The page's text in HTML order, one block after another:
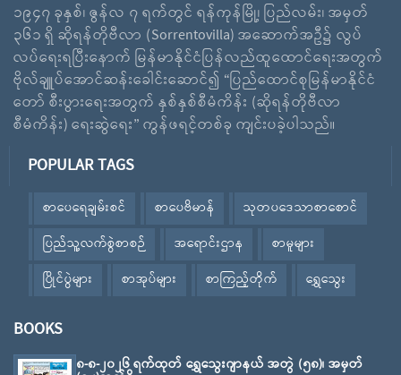
၁၉၄၇ ခုနှစ်၊ ဇွန်လ ၇ ရက်တွင် ရန်ကုန်မြို့၊ ပြည်လမ်း၊ အမှတ်
၃၆၁ ရှိ ဆိုရန်တိုဗီလာ (Sorrentovilla) အဆောက်အဦ၌ လွပ်
လပ်ရေးရပြီးနောက် မြန်မာနိုင်ငံပြန်လည်ထူထောင်ရေးအတွက်
ဗိုလ်ချူပ်အောင်ဆန်းခေါင်းဆောင်၍ “ပြည်ထောင်စုမြန်မာနိုင်ငံ
တော် စီးပွားရေးအတွက် နှစ်နှစ်စီမံကိန်း (ဆိုရန်တိုဗီလာ
စီမံကိန်း) ရေးဆွဲရေး” ကွန်ဖရင့်တစ်ခု ကျင်းပခဲ့ပါသည်။
POPULAR TAGS
စာပေရေချမ်းစင် စာပေဗိမာန်
သုတပဒေသာစာစောင်
ပြည်သူ့လက်စွဲစာစဉ်
အရောင်းဌာန
စာမူများ
ပြိုင်ပွဲများ
စာအုပ်များ စာကြည့်တိုက် ရွှေသွေး
BOOKS
၈-၈-၂၀၂၆ ရက်ထုတ် ရွှေသွေးဂျာနယ် အတွဲ (၅၈)၊ အမှတ်